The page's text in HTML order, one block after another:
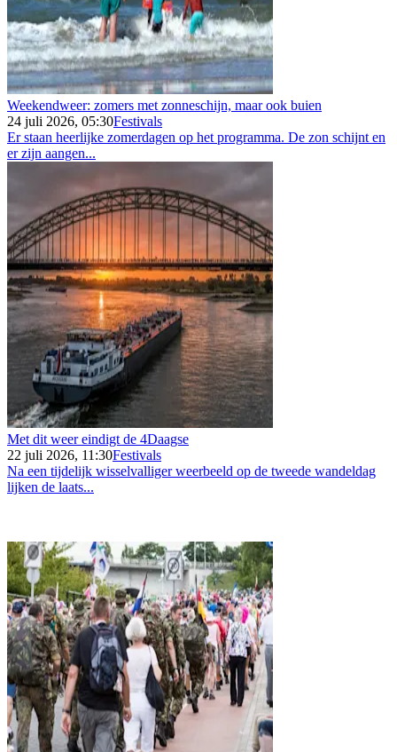
Weekendweer: zomers met zonneschijn, maar ook buien
24 juli 2026, 05:30Festivals
Er staan heerlijke zomerdagen op het programma. De zon schijnt en
er zijn aangen...
Met dit weer eindigt de 4Daagse
22 juli 2026, 11:30Festivals
Na een tijdelijk wisselvalliger weerbeeld op de tweede wandeldag
lijken de laats...